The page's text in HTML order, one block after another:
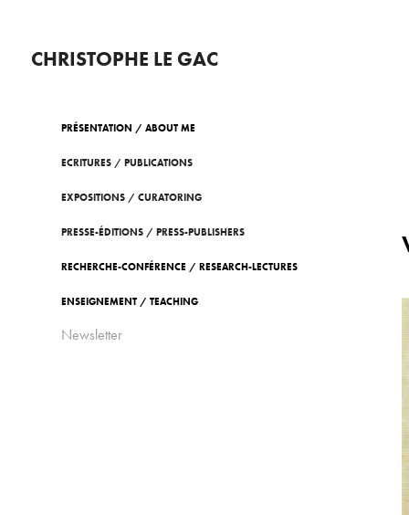
CHRISTOPHE LE GAC
PRÉSENTATION / ABOUT ME
ECRITURES / PUBLICATIONS
EXPOSITIONS / CURATORING
PRESSE-ÉDITIONS / PRESS-PUBLISHERS
RECHERCHE-CONFÉRENCE / RESEARCH-LECTURES
ENSEIGNEMENT / TEACHING
Newsletter